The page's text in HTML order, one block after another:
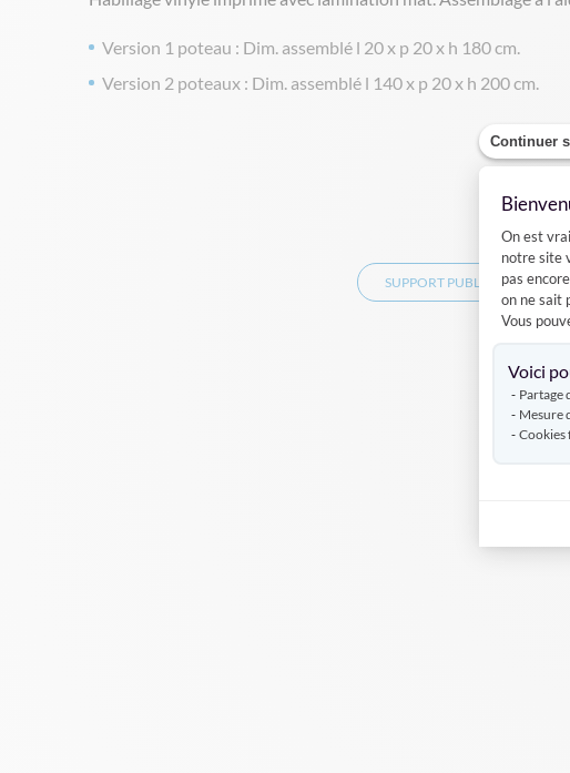
Continuer
On est
notre site
pas
on ne sait
Vous
Voici
Partage
Mesure
Version 1 poteau : Dim. assemblé l 20 x p 20 x h 180 cm.
Version 2 poteaux : Dim. assemblé l 140 x p 20 x h 200 cm.
SUPPORT PUBLICITAIRE